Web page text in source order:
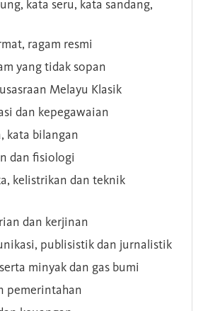
kata seru, kata sandang,
ragam resmi
yang tidak sopan
Melayu Klasik
dan kepegawaian
kata bilangan
dan fisiologi
kelistrikan dan teknik
dan kerjinan
publisistik dan jurnalistik
minyak dan gas bumi
pemerintahan